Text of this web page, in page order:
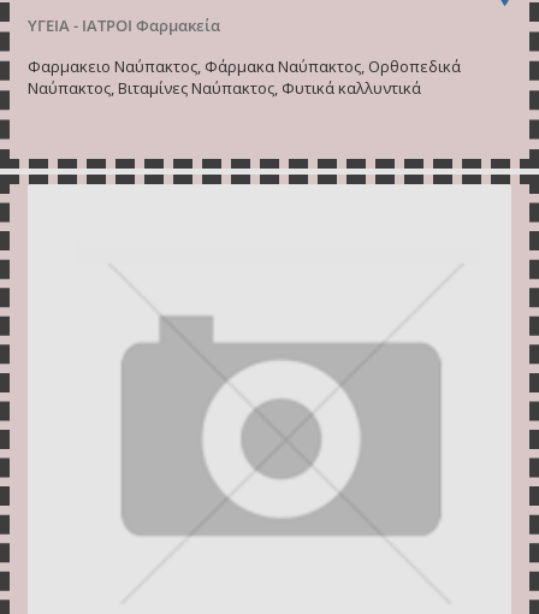
ΥΓΕΙΑ - ΙΑΤΡΟΙ Φαρμακεία
Φαρμακειο Ναύπακτος, Φάρμακα Ναύπακτος, Ορθοπεδικά
Ναύπακτος, Βιταμίνες Ναύπακτος, Φυτικά καλλυντικά